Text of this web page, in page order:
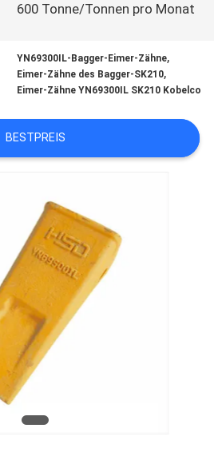
600 Tonne/Tonnen pro Monat
YN69300IL-Bagger-Eimer-Zähne,
Eimer-Zähne des Bagger-SK210,
Eimer-Zähne YN69300IL SK210 Kobelco
BESTPREIS